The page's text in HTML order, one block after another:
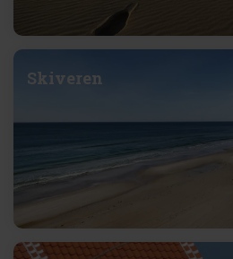
Skiveren